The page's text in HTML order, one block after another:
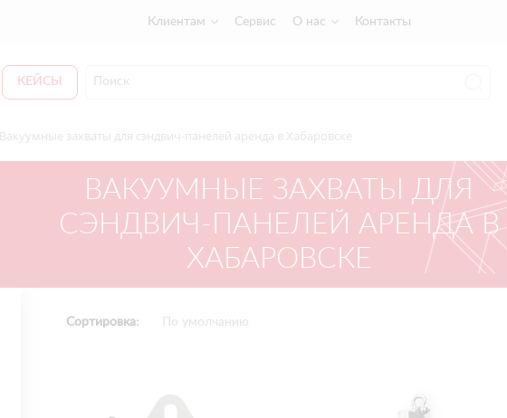
Клиентам Сервис О нас Контакты
КЕЙСЫ
Вакуумные захваты для сэндвич-панелей аренда в Хабаровске
ВАКУУМНЫЕ ЗАХВАТЫ ДЛЯ
СЭНДВИЧ-ПАНЕЛЕЙ АРЕНДА В
ХАБАРОВСКЕ
Сортировка: